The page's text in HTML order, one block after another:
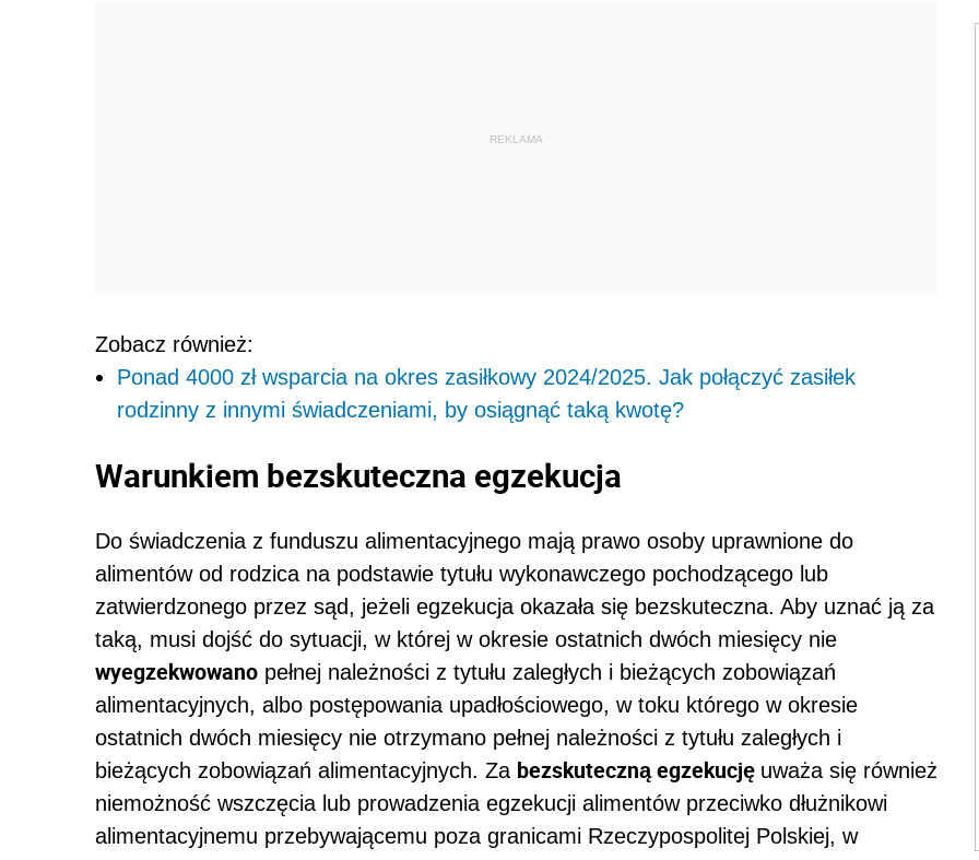
REKLAMA
Zobacz również:
Ponad 4000 zł wsparcia na okres zasiłkowy 2024/2025. Jak połączyć zasiłek
rodzinny z innymi świadczeniami, by osiągnąć taką kwotę?
Warunkiem bezskuteczna egzekucja
Do świadczenia z funduszu alimentacyjnego mają prawo osoby uprawnione do
alimentów od rodzica na podstawie tytułu wykonawczego pochodzącego lub
zatwierdzonego przez sąd, jeżeli egzekucja okazała się bezskuteczna. Aby uznać ją za
taką, musi dojść do sytuacji, w której w okresie ostatnich dwóch miesięcy nie
wyegzekwowano pełnej należności z tytułu zaległych i bieżących zobowiązań
alimentacyjnych, albo postępowania upadłościowego, w toku którego w okresie
ostatnich dwóch miesięcy nie otrzymano pełnej należności z tytułu zaległych i
bieżących zobowiązań alimentacyjnych. Za bezskuteczną egzekucję uważa się również
niemożność wszczęcia lub prowadzenia egzekucji alimentów przeciwko dłużnikowi
alimentacyjnemu przebywającemu poza granicami Rzeczypospolitej Polskiej, w